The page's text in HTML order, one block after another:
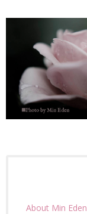
About Min Eden